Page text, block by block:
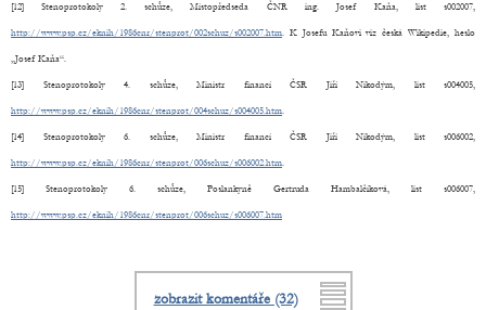
[12] Stenoprotokoly 2. schůze, Místopředseda ČNR ing. Josef Kaňa, list s002007,
http://www.psp.cz/eknih/1986cnr/stenprot/002schuz/s002007.htm. K Josefu Kaňovi viz česká Wikipedie, heslo
„Josef Kaňa“.
[13] Stenoprotokoly 4. schůze, Ministr financí ČSR Jiří Nikodým, list s004005,
http://www.psp.cz/eknih/1986cnr/stenprot/004schuz/s004005.htm.
[14] Stenoprotokoly 6. schůze, Ministr financí ČSR Jiří Nikodým, list s006002,
http://www.psp.cz/eknih/1986cnr/stenprot/006schuz/s006002.htm.
[15] Stenoprotokoly 6. schůze, Poslankyně Gertruda Hambalčíková, list s006007,
http://www.psp.cz/eknih/1986cnr/stenprot/006schuz/s006007.htm
zobrazit komentáře (32)